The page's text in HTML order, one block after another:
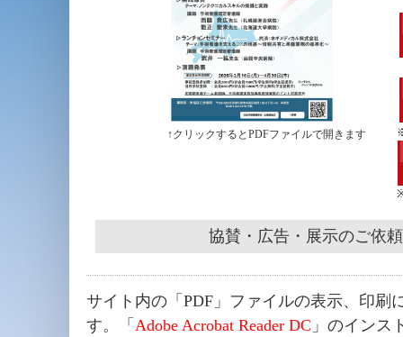
↑クリックするとPDFファイルで開きます
協賛・広告・展示のご依
サイト内の「PDF」ファイルの表示、印刷
す。「 Adobe Acrobat Reader DC 」のインス